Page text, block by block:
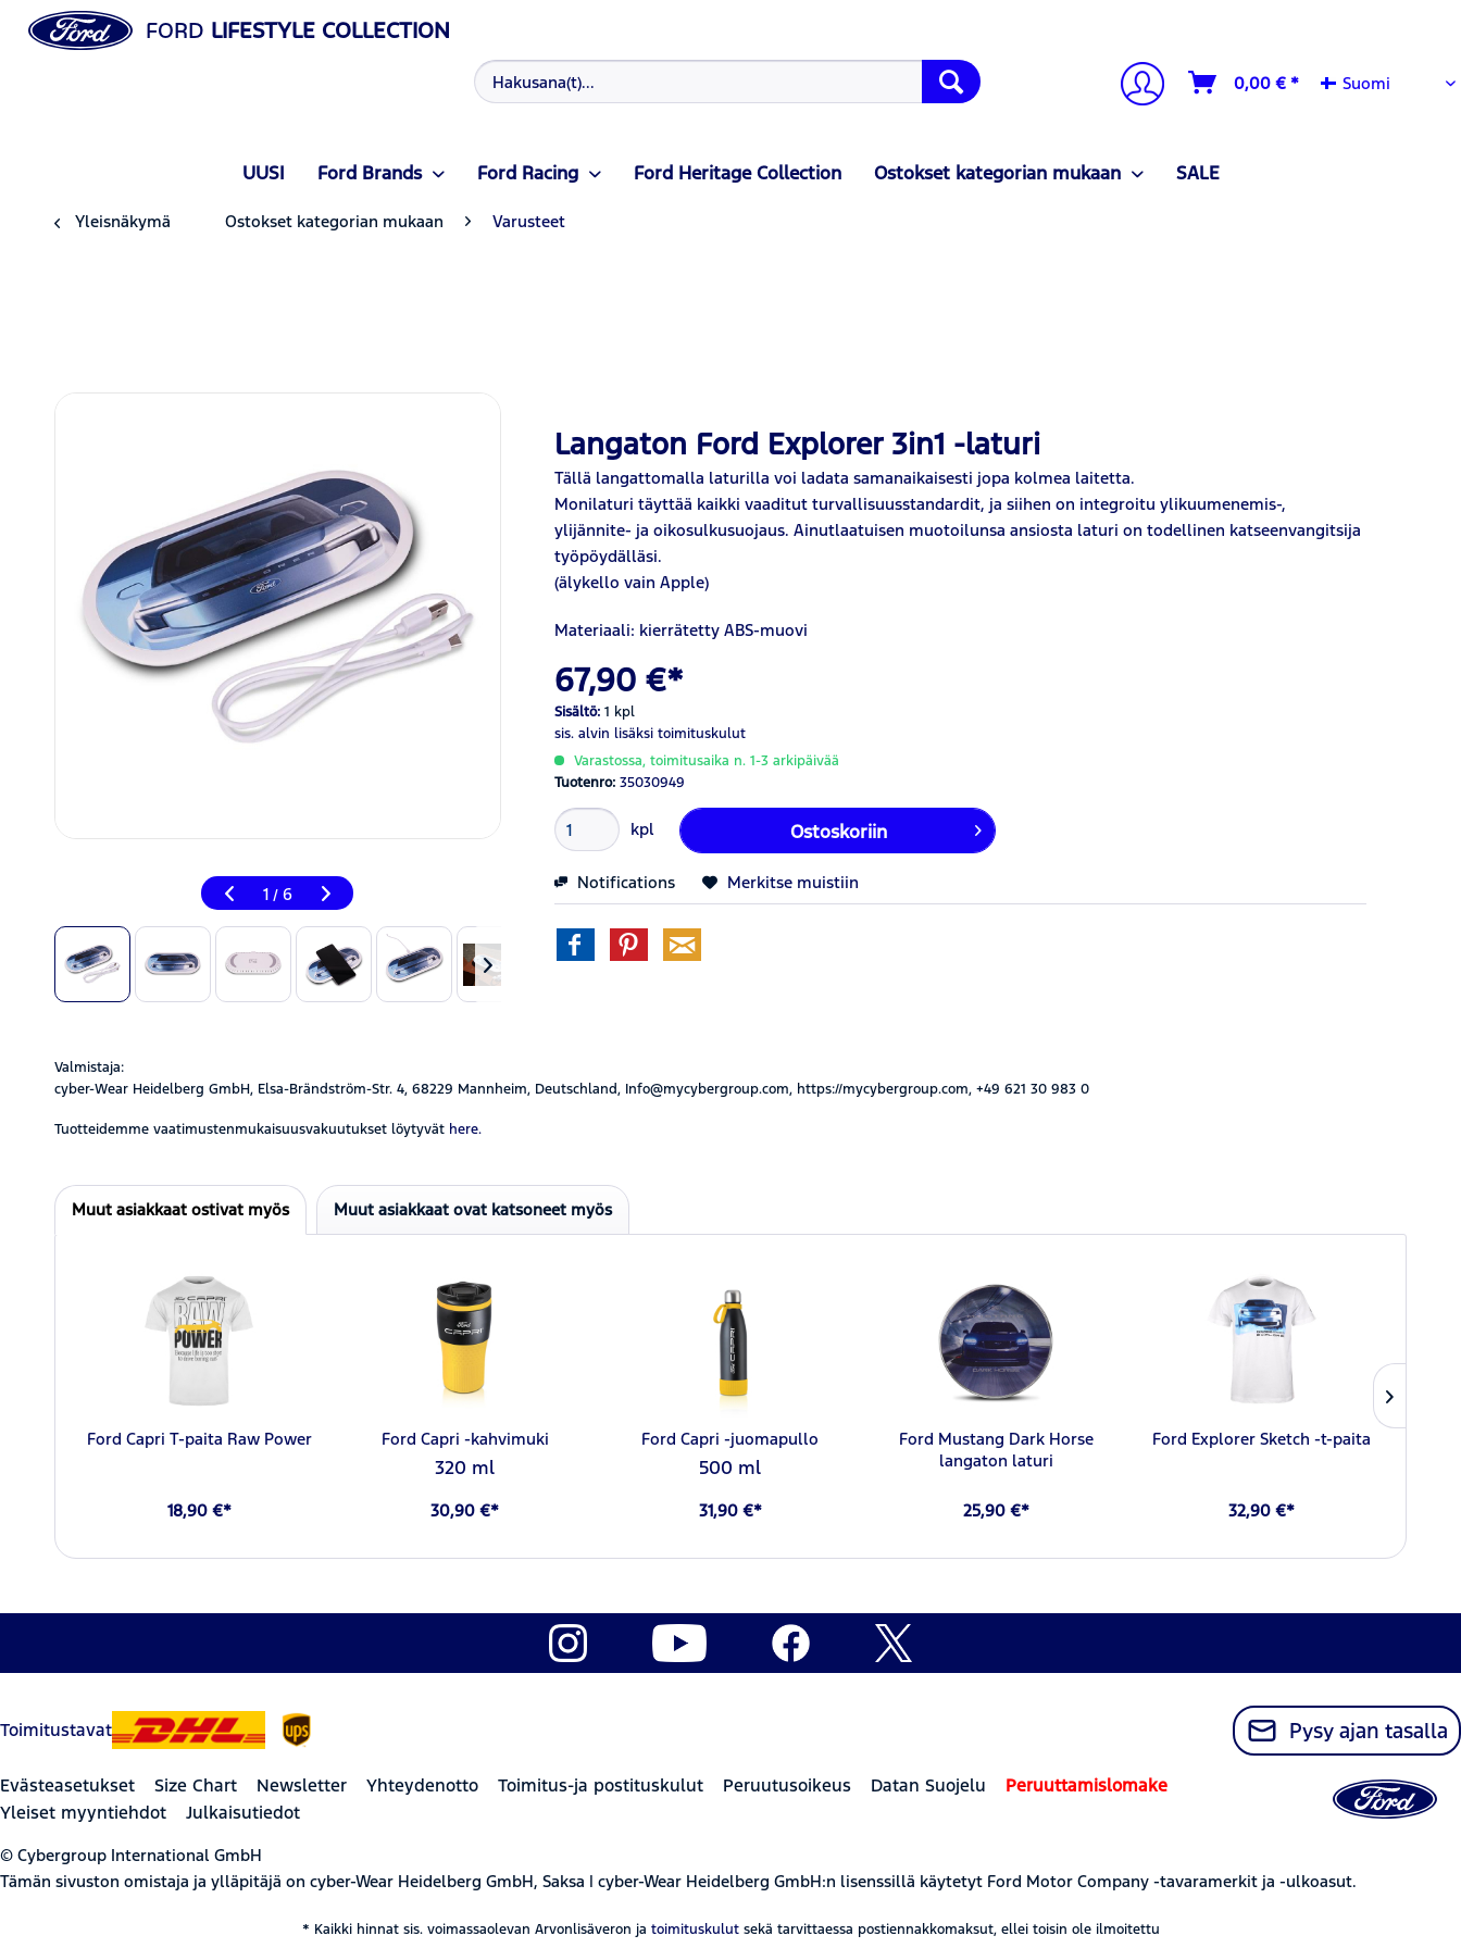
FORD LIFESTYLE COLLECTION
0,00 € * Suomi
Suomi
UUSI Ford Brands Ford Racing Ford Heritage Collection Ostokset kategorian mukaan SALE
Yleisnäkymä Ostokset kategorian mukaan Varusteet
1 / 6
Langaton Ford Explorer 3in1 -laturi
Tällä langattomalla laturilla voi ladata samanaikaisesti jopa kolmea laitetta.
Monilaturi täyttää kaikki vaaditut turvallisuusstandardit, ja siihen on integroitu ylikuumenemis-,
ylijännite- ja oikosulkusuojaus. Ainutlaatuisen muotoilunsa ansiosta laturi on todellinen katseenvangitsija
työpöydälläsi.
(älykello vain Apple)
Materiaali: kierrätetty ABS-muovi
67,90 €*
Sisältö:1 kpl
sis. alvin lisäksi toimituskulut
Varastossa, toimitusaika n. 1-3 arkipäivää
Tuotenro:35030949
kpl Ostoskoriin
Notifications Merkitse muistiin
Valmistaja:
cyber-Wear Heidelberg GmbH, Elsa-Brändström-Str. 4, 68229 Mannheim, Deutschland, Info@mycybergroup.com, https://mycybergroup.com, +49 621 30 983 0
Tuotteidemme vaatimustenmukaisuusvakuutukset löytyvät here.
Muut asiakkaat ostivat myös Muut asiakkaat ovat katsoneet myös
Ford Capri T-paita Raw Power
18,90 €*
Ford Capri -kahvimuki
320 ml
30,90 €*
Ford Capri -juomapullo
500 ml
31,90 €*
Ford Mustang Dark Horse
langaton laturi
25,90 €*
Ford Explorer Sketch -t-paita
32,90 €*
Toimitustavat Pysy ajan tasalla
Evästeasetukset Size Chart Newsletter Yhteydenotto Toimitus-ja postituskulut Peruutusoikeus Datan Suojelu
Peruuttamislomake
Yleiset myyntiehdot
Julkaisutiedot
© Cybergroup International GmbH
Tämän sivuston omistaja ja ylläpitäjä on cyber-Wear Heidelberg GmbH, Saksa | cyber-Wear Heidelberg GmbH:n lisenssillä käytetyt Ford Motor Company -tavaramerkit ja -ulkoasut.
* Kaikki hinnat sis. voimassaolevan Arvonlisäveron ja toimituskulutsekä tarvittaessa postiennakkomaksut, ellei toisin ole ilmoitettu